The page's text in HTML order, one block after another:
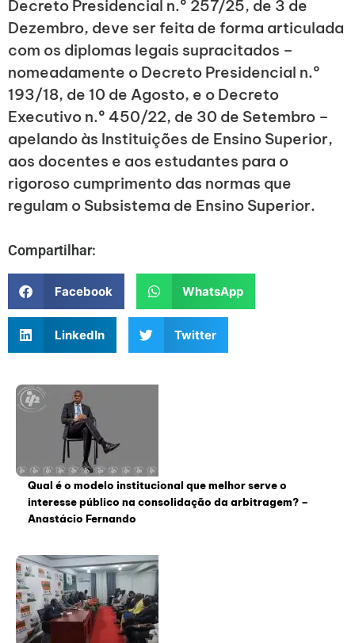
Decreto Presidencial n.º 257/25, de 3 de
Dezembro, deve ser feita de forma articulada
com os diplomas legais supracitados –
nomeadamente o Decreto Presidencial n.º
193/18, de 10 de Agosto, e o Decreto
Executivo n.º 450/22, de 30 de Setembro –
apelando às Instituições de Ensino Superior,
aos docentes e aos estudantes para o
rigoroso cumprimento das normas que
regulam o Subsistema de Ensino Superior.
Compartilhar:
Facebook WhatsApp
LinkedIn Twitter
Qual é o modelo institucional que melhor serve o
interesse público na consolidação da arbitragem? –
Anastácio Fernando